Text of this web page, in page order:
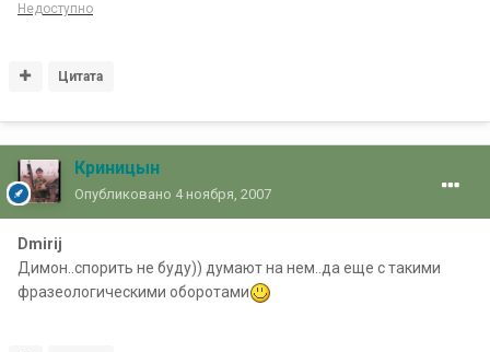
Недоступно
Цитата
Криницын
Опубликовано 4 ноября, 2007
Dmirij
Димон..спорить не буду)) думают на нем..да еще с такими
фразеологическими оборотами